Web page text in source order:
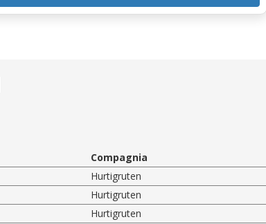
Compagnia
Hurtigruten
Hurtigruten
Hurtigruten